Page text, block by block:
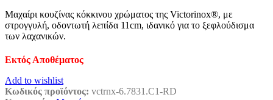
was:
€8,90.
τιμή
είναι:
€5,90.
Μαχαίρι κουζίνας κόκκινου χρώματος της Victorinox®, με
στρογγυλή, οδοντωτή λεπίδα 11cm, ιδανικό για το ξεφλούδισμα
των λαχανικών.
Εκτός Αποθέματος
Add to wishlist
Κωδικός προϊόντος: vctrnx-6.7831.C1-RD